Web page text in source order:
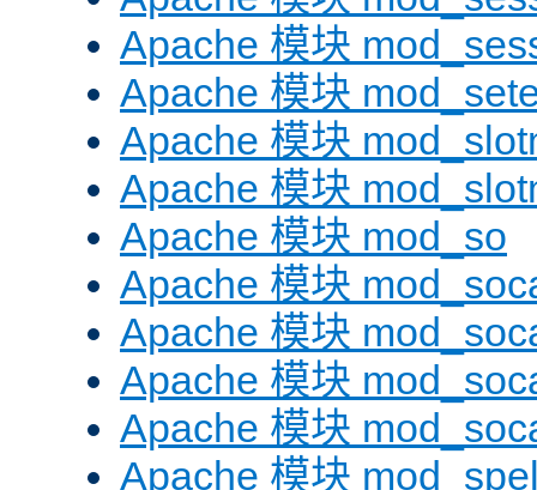
Apache 模块
Apache 模块
Apache 模块
Apache 模块
Apache 模块 mod_so
Apache 模块
Apache 模块
Apache 模块
Apache 模块
Apache 模块